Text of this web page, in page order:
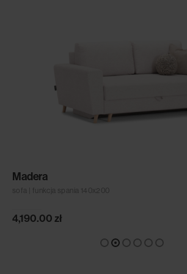
Madera
sofa | funkcja spania 140x200
4,190.00 zł